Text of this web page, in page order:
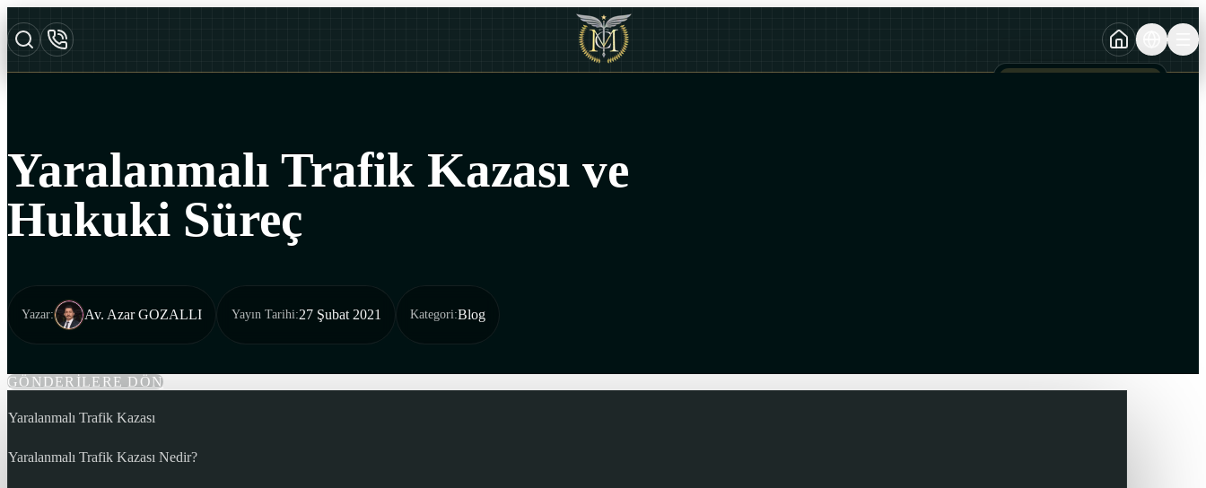
Yaralanmalı Trafik Kazası ve
Hukuki Süreç
Yazar: Av. Azar GOZALLI Yayın Tarihi:27 Şubat 2021 Kategori:Blog
GÖNDERİLERE DÖN
Yaralanmalı Trafik Kazası
Yaralanmalı Trafik Kazası Nedir?